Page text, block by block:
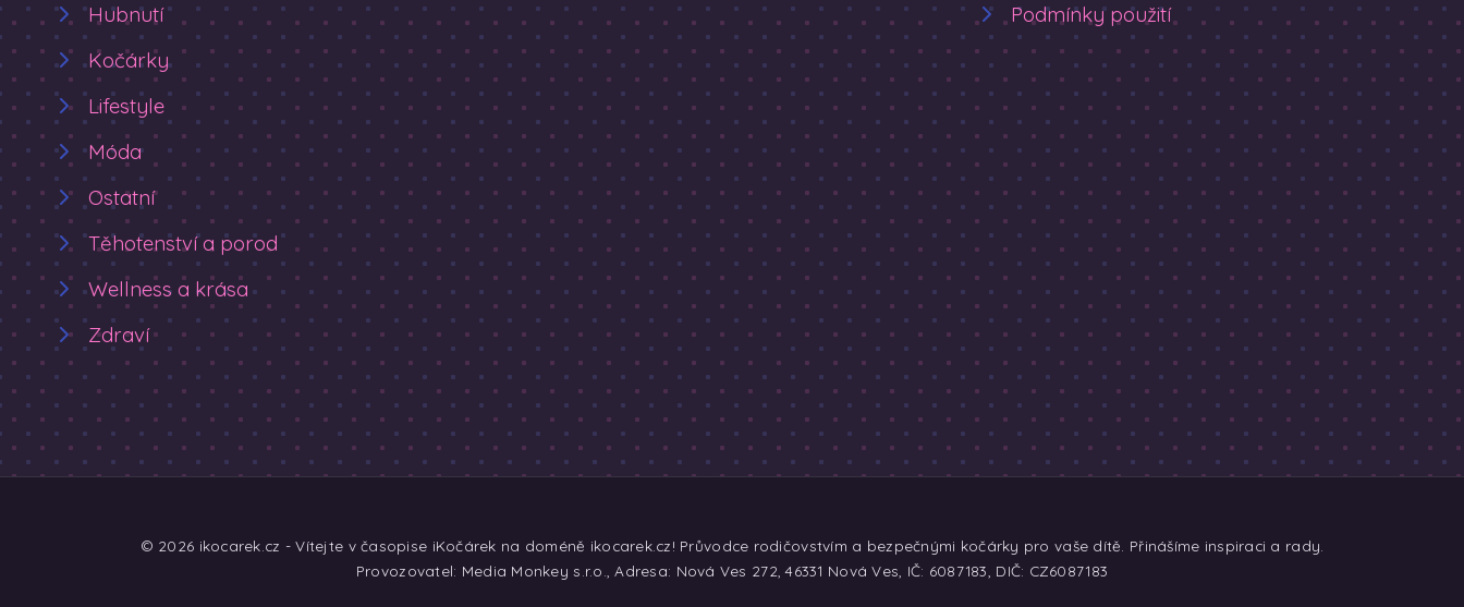
Hubnutí
Kočárky
Lifestyle
Móda
Ostatní
Těhotenství a porod
Wellness a krása
Zdraví
Podmínky použití
© 2026 ikocarek.cz - Vítejte v časopise iKočárek na doméně ikocarek.cz! Průvodce rodičovstvím a bezpečnými kočárky pro vaše dítě. Přinášíme inspiraci a rady.
Provozovatel: Media Monkey s.r.o., Adresa: Nová Ves 272, 46331 Nová Ves, IČ: 6087183, DIČ: CZ6087183